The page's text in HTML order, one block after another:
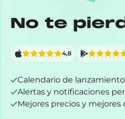
No te
Calendario de
Alertas y notificaciones
Mejores precios y mejores
4,8